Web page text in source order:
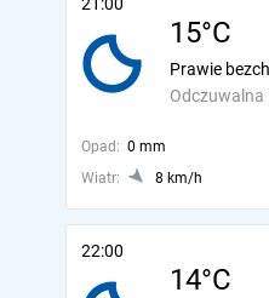
15°C
Odczuwalna
Prawie
Opad: 0 mm
Wiatr:
8 km/h
22:00
14°C